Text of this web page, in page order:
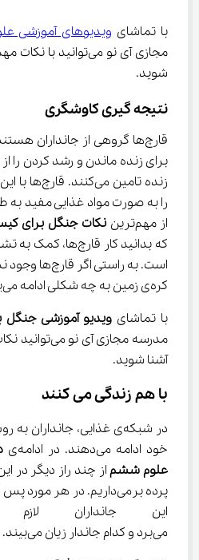
با تماشای ویدیوهای آموزشی
مجازی آی نو می‌توانید
شوید.
نتیجه گیری کاوشگری
قارچ‌ها گروهی از جانداران
زنده تامین
از مهم‌ترین
نکات جنگل برای
که بدانید کار
است. به راستی
کره‌ی زمین به چه شکلی ادامه می‌یافت؟
با تماشای ویدیو آموزشی
مدرسه مجازی
آشنا شوید.
با هم زندگی می کنند
خود ادامه ‌می‌‌دهند. در ادامه‌ی
علوم ششم
این جانداران
می‌برد و کدام جاندار زیان می‌بیند.